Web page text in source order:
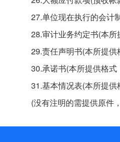
27.单位现在执行的会计
28.审计业务约定书(本
29.责任声明书(本所提供
30.承诺书(本所提供格式
31.基本情况表(本所提供
(没有注明的需提供原件